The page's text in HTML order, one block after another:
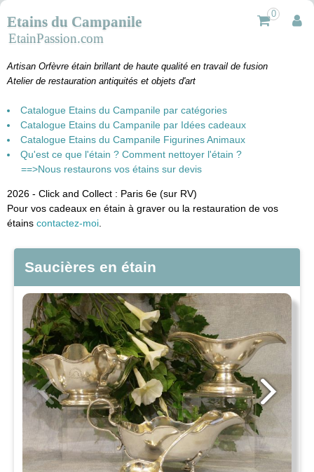
Etains du Campanile
EtainPassion.com
Artisan Orfèvre étain brillant de haute qualité en travail de fusion
Atelier de restauration antiquités et objets d'art
0
Catalogue Etains du Campanile par catégories
Catalogue Etains du Campanile par Idées cadeaux
Catalogue Etains du Campanile Figurines Animaux
Qu'est ce que l'étain ? Comment nettoyer l'étain ?
==>Nous restaurons vos étains sur devis
2026 - Click and Collect : Paris 6e (sur RV)
Pour vos cadeaux en étain à graver ou la restauration de vos
étains contactez-moi
Saucières en étain